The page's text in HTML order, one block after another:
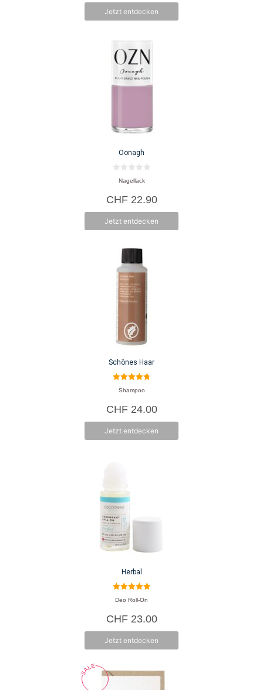
Jetzt entdecken
Oonagh
n
5
Nagellack
CHF22.90
Jetzt entdecken
Schönes Haar
von 5
Shampoo
CHF24.00
Jetzt entdecken
Herbal
5.00
von 5
Deo Roll-On
CHF23.00
Jetzt entdecken